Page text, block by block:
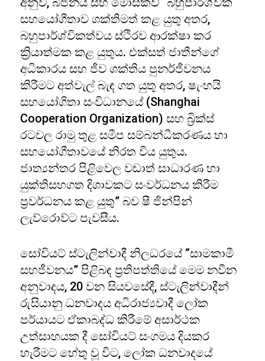
සහයෝගීතාව ශක්තිමත් කළ යුතු අතර,
බහුපාර්ශ්විකත්වය ස්ථිරව ආරක්ෂා කර
ක්‍රියාත්මක කළ යුතුය. එක්සත් ජාතීන්ගේ
අධිකාරය සහ ජීව ශක්තිය පුනර්ජීවනය
කිරීමට අත්වැල් බැඳ ගත යුතු අතර, ෂැංහයි
සහයෝගිතා සංවිධානයේ (Shanghai
Cooperation Organization) සහ බ්‍රික්ස්
රටවල රාමු තුළ සමීප සම්බන්ධීකරණය හා
සහයෝගීතාවයේ නිරත විය යුතුය.
ජාත්‍යන්තර පිළිවෙල වඩාත් සාධාරණ හා
යුක්තිසහගත දිශාවකට සංවර්ධනය කිරීම
ප්‍රවර්ධනය කළ යුතු” බව ෂී ජින්පින්
ලැව්රොව්ට පැවසීය.
සෝවියට් ස්ටැලින්වාදී නිලධරයේ “සාමකාමී
සහජීවනය” පිළිබඳ ප්‍රතිපත්තියේ මෙම නවීන
අනුවාදය, 20 වන සියවසේදී, ස්ටැලින්වාදීන්
රුසියානු ධනවාදය අධිරාජ්‍යවාදී ලෝක
පර්යායට ඒකාබද්ධ කිරීමේ අසාර්ථක
උත්සාහයක දී සෝවියට් සංගමය දියකර
හැරීමට හේතු වූ විට, ලෝක ධනවාදයේ